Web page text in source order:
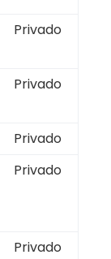
Privado
Privado
Privado
Privado
Privado